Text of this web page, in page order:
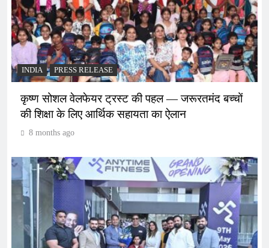
INDIA PRESS RELEASE
कृष्ण सोशल वेलफेयर ट्रस्ट की पहल — जरूरतमंद बच्चों
की शिक्षा के लिए आर्थिक सहायता का ऐलान
8 months ago